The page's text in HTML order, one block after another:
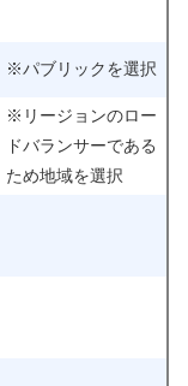
※パブリックを選択
※リージョンのロー
ドバランサーである
ため地域を選択